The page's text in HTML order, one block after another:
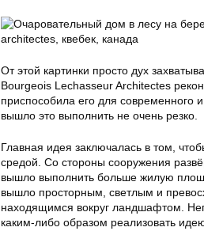
От этой картинки просто дух
Bourgeois Lechasseur Architectes
приспособила его для современного
вышло это выполнить не очень резко.
Главная идея заключалась в том,
средой. Со стороны сооружения
вышло выполнить больше жилую
вышло просторным, светлым и
находящимся вокруг ландшафтом.
каким-либо образом реализовать